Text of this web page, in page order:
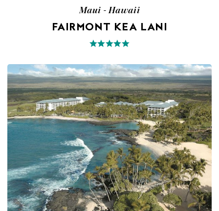
Maui - Hawaii
FAIRMONT KEA LANI